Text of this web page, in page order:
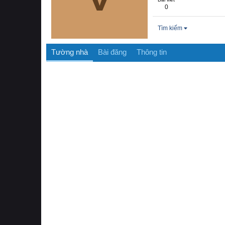
0
Tìm kiếm
Tường nhà Bài đăng Thông tin